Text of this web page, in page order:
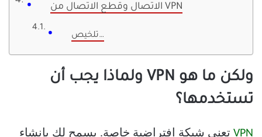
الاتصال وقطع الاتصال من VPN
تلخيص…
ولكن ما هو VPN ولماذا يجب أن
تستخدمها؟
VPN تعني شبكة افتراضية خاصة. يسمح لك بإنشاء